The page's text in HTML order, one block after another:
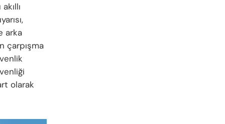
arka
çarpışma
olarak